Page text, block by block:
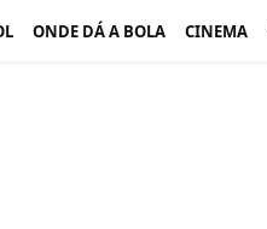
ONDE DÁ A BOLA CINEMA